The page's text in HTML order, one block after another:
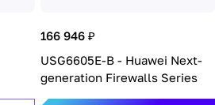
166 946 ₽
USG6605E-B - Huawei Next-
generation Firewalls Series